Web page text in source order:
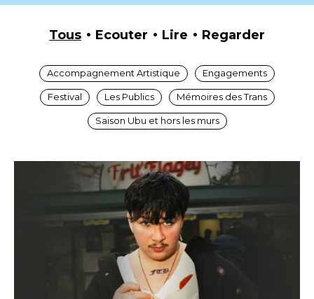
Tous Ecouter Lire Regarder
Accompagnement Artistique Engagements
Festival Les Publics Mémoires des Trans
Saison Ubu et hors les murs